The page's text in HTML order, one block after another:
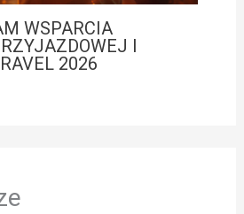
WSPARCIA
I
2026